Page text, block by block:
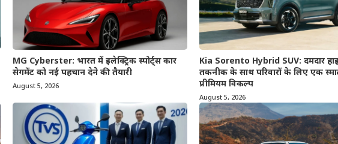
MG Cyberster: भारत में इलेक्ट्रिक स्पोर्ट्स कार
सेगमेंट को नई पहचान देने की तैयारी
August 5, 2026
Kia Sorento Hybrid SUV: दमदार
तकनीक के साथ परिवारों के लिए एक
प्रीमियम विकल्प
August 5, 2026